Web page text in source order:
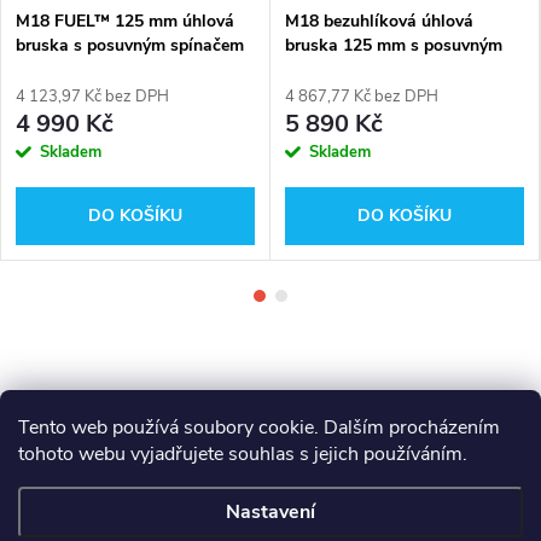
Tento web používá soubory cookie. Dalším procházením
tohoto webu vyjadřujete souhlas s jejich používáním.
Nastavení
M18 FUEL™ 125 mm úhlová
bruska s posuvným spínačem
0X
4 123,97 Kč bez DPH
4 990 Kč
Skladem
DO KOŠÍKU
M18 bezuhlíková úhlová
bruska 125 mm s posuvným
BLSAG125X-401 + baterie
M18B4 - 4Ah PROMO
4 867,77 Kč bez DPH
5 890 Kč
Skladem
DO KOŠÍKU
Z